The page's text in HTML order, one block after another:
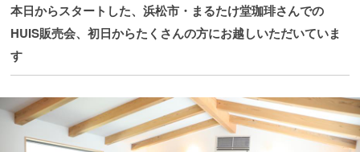
本日からスタートした、浜松市・まるたけ堂珈琲さんでの
HUIS販売会、初日からたくさんの方にお越しいただいていま
す